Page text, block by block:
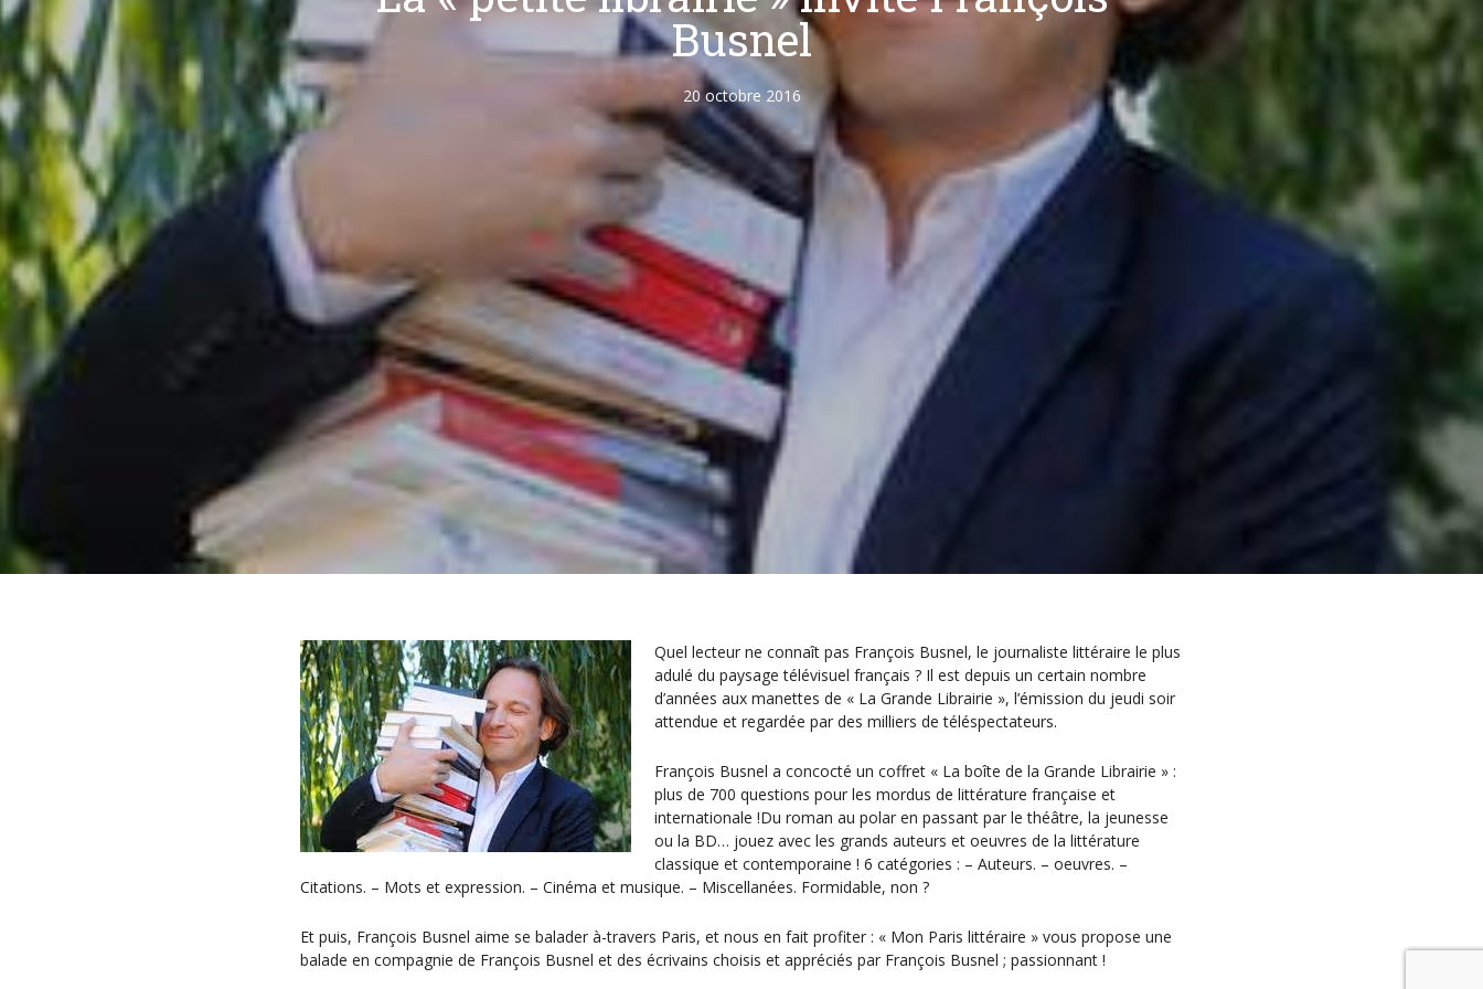
Busnel
20 octobre 2016
Quel lecteur ne connaît pas François Busnel, le journaliste littéraire le plus
adulé du paysage télévisuel français ? Il est depuis un certain nombre
d’années aux manettes de « La Grande Librairie », l’émission du jeudi soir
attendue et regardée par des milliers de téléspectateurs.
François Busnel a concocté un coffret « La boîte de la Grande Librairie » :
plus de 700 questions pour les mordus de littérature française et
internationale !Du roman au polar en passant par le théâtre, la jeunesse
ou la BD… jouez avec les grands auteurs et oeuvres de la littérature
classique et contemporaine ! 6 catégories : – Auteurs. – oeuvres. –
Citations. – Mots et expression. – Cinéma et musique. – Miscellanées. Formidable, non ?
Et puis, François Busnel aime se balader à-travers Paris, et nous en fait profiter : « Mon Paris littéraire » vous propose une
balade en compagnie de François Busnel et des écrivains choisis et appréciés par François Busnel ; passionnant !